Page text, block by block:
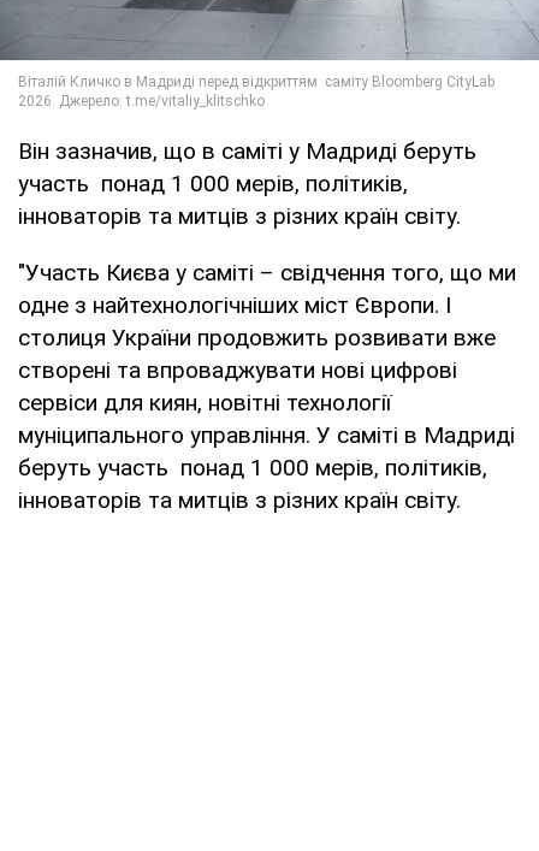
Він зазначив, що в саміті у Мадриді беруть
участь понад 1 000 мерів, політиків,
інноваторів та митців з різних країн світу.
"Участь Києва у саміті – свідчення того, що ми
одне з найтехнологічніших міст Європи. І
столиця України продовжить розвивати вже
створені та впроваджувати нові цифрові
сервіси для киян, новітні технології
муніципального управління. У саміті в Мадриді
беруть участь понад 1 000 мерів, політиків,
інноваторів та митців з різних країн світу.